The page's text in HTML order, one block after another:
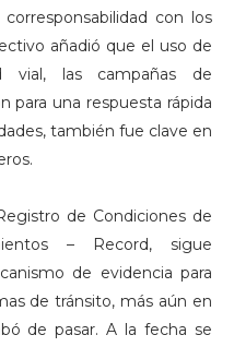
con los
añadió que el uso de
vial, las campañas de
para una respuesta rápida
también fue clave en
de Condiciones de
– Record, sigue
de evidencia para
de tránsito, más aún en
de pasar. A la fecha se